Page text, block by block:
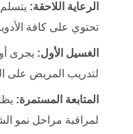
الرعاية اللاحقة:
تحتوي على كافة
الغسيل الأول: يجرى
لتدريب المريض على
المتابعة المستمرة:
لمراقبة مراحل نمو